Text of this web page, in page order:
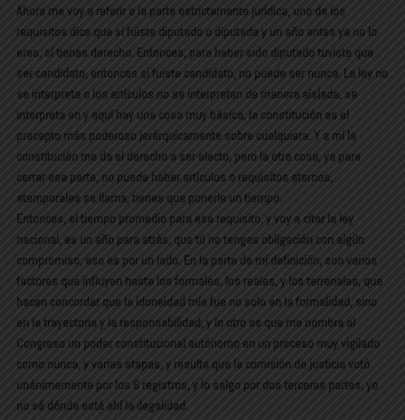
Ahora me voy a referir a la parte estrictamente jurídica, uno de los
requisitos dice que si fuiste diputado o diputada y un año antes ya no lo
eres, sí tienes derecho. Entonces, para haber sido diputado tuviste que
ser candidato, entonces si fuiste candidato, no puede ser nunca. La ley no
se interpreta o los artículos no se interpretan de manera aislada, se
interpreta en y aquí hay una cosa muy básica, la constitución es el
precepto más poderoso jerárquicamente sobre cualquiera. Y a mí la
constitución me da el derecho a ser electo, pero la otra cosa, ya para
cerrar esa parte, no puede haber artículos o requisitos eternos,
atemporales se llama, tienes que ponerle un tiempo.
Entonces, el tiempo promedio para ese requisito, y voy a citar la ley
nacional, es un año para atrás, que tú no tengas obligación con algún
compromiso, eso es por un lado. En la parte de mi definición, son varios
factores que influyen hasta los formales, los reales, y los terrenales, que
hacen concordar que la idoneidad mía fue no solo en la formalidad, sino
en la trayectoria y la responsabilidad, y lo otro es que me nombra al
Congreso un poder constitucional autónomo en un proceso muy vigilado
como nunca, y varias etapas, y resulta que la comisión de justicia votó
unánimemente por los 6 registros, y lo salgo por dos terceras partes, yo
no sé dónde está ahí la ilegalidad.